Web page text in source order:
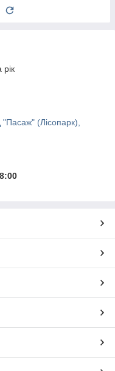
рік
(Лісопарк),